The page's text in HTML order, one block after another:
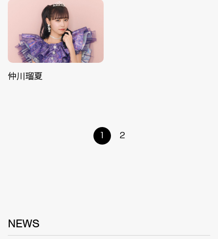
仲川瑠夏
1 2
NEWS